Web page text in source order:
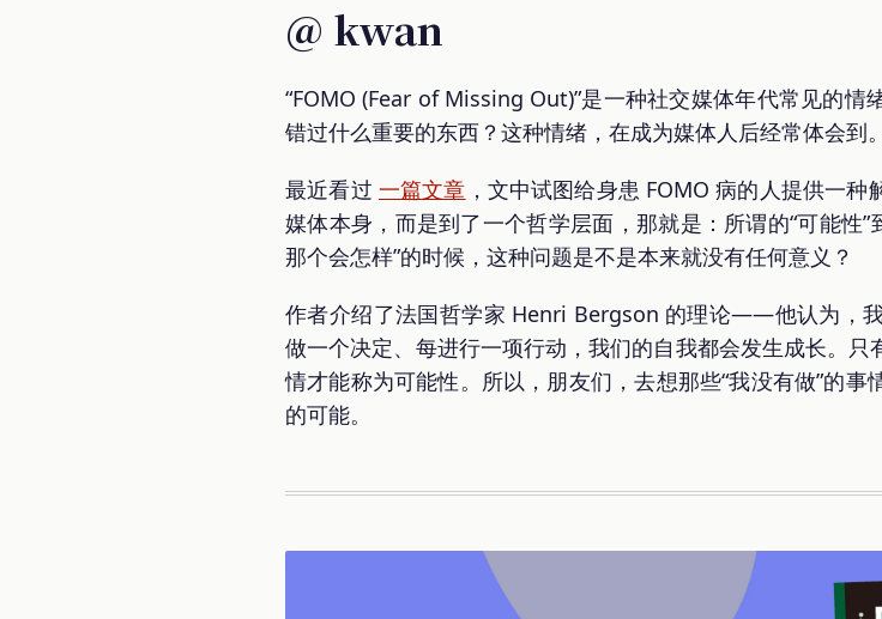
@ kwan
“FOMO (Fear of Missing Out)”是一种社交媒体年代常见的
错过什么重要的东西？这种情绪，在成为媒体人后经常体会到。
最近看过 一篇文章 ，文中试图给身患 FOMO 病的人提供一
媒体本身，而是到了一个哲学层面，那就是：所谓的“可能性
那个会怎样”的时候，这种问题是不是本来就没有任何意义？
作者介绍了法国哲学家 Henri Bergson 的理论——他认为，
做一个决定、每进行一项行动，我们的自我都会发生成长。
情才能称为可能性。所以，朋友们，去想那些“我没有做”的
的可能。